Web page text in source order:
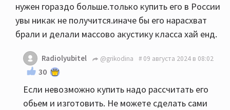
нужен гораздо больше.только купить его в России
увы никак не получится.иначе бы его нарасхват
брали и делали массово акустику класса хай енд.
Radiolyubitel @grikodina 09 августа 2024 в 08:02
30
Если невозможно купить надо рассчитать его
обьем и изготовить. Не можете сделать сами